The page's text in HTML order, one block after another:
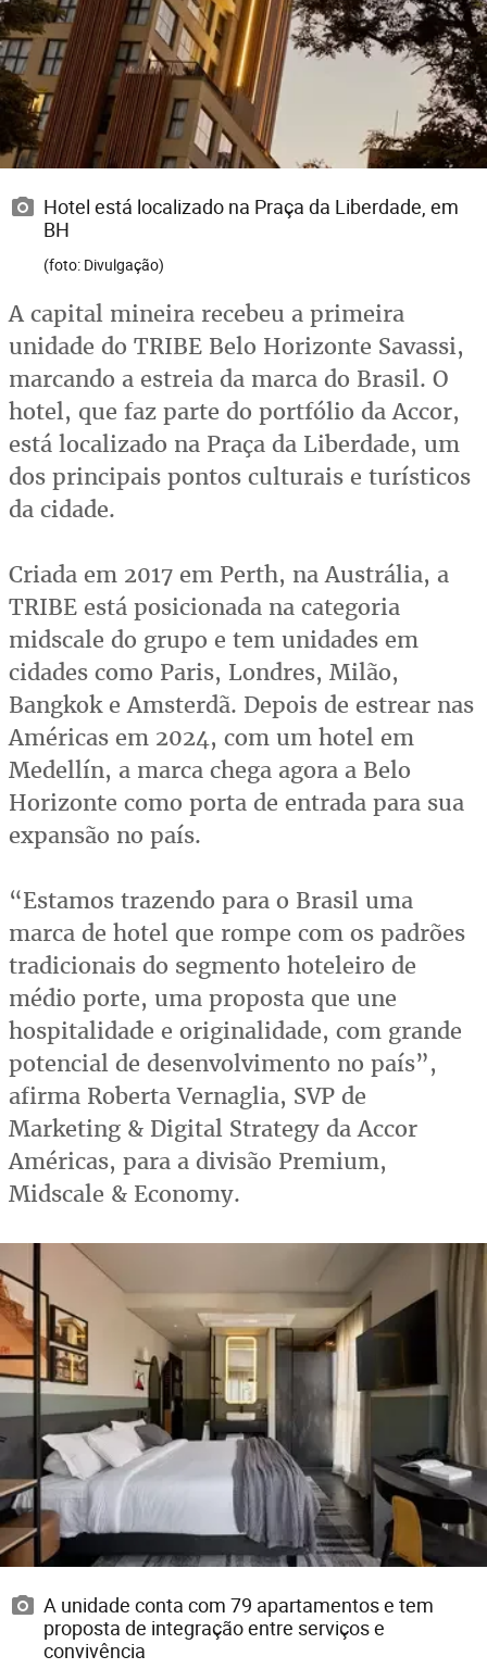
Hotel está localizado na Praça da Liberdade, em
BH
(foto: Divulgação)
A capital mineira recebeu a primeira
unidade do TRIBE Belo Horizonte Savassi,
marcando a estreia da marca do Brasil. O
hotel, que faz parte do portfólio da Accor,
está localizado na Praça da Liberdade, um
dos principais pontos culturais e turísticos
da cidade.
Criada em 2017 em Perth, na Austrália, a
TRIBE está posicionada na categoria
midscale do grupo e tem unidades em
cidades como Paris, Londres, Milão,
Bangkok e Amsterdã. Depois de estrear nas
Américas em 2024, com um hotel em
Medellín, a marca chega agora a Belo
Horizonte como porta de entrada para sua
expansão no país.
“Estamos trazendo para o Brasil uma
marca de hotel que rompe com os padrões
tradicionais do segmento hoteleiro de
médio porte, uma proposta que une
hospitalidade e originalidade, com grande
potencial de desenvolvimento no país”,
afirma Roberta Vernaglia, SVP de
Marketing & Digital Strategy da Accor
Américas, para a divisão Premium,
Midscale & Economy.
A unidade conta com 79 apartamentos e tem
proposta de integração entre serviços e
convivência